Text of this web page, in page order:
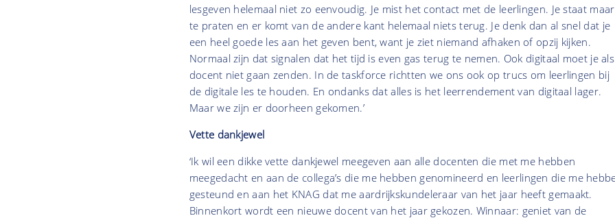
lesgeven helemaal niet zo eenvoudig. Je mist het contact met de leerlingen. Je staat maar
te praten en er komt van de andere kant helemaal niets terug. Je denk dan al snel dat je
een heel goede les aan het geven bent, want je ziet niemand afhaken of opzij kijken.
Normaal zijn dat signalen dat het tijd is even gas terug te nemen. Ook digitaal moet je als
docent niet gaan zenden. In de taskforce richtten we ons ook op trucs om leerlingen bij
de digitale les te houden. En ondanks dat alles is het leerrendement van digitaal lager.
Maar we zijn er doorheen gekomen.’
Vette dankjewel
‘Ik wil een dikke vette dankjewel meegeven aan alle docenten die met me hebben
meegedacht en aan de collega’s die me hebben genomineerd en leerlingen die me
gesteund en aan het KNAG dat me aardrijkskundeleraar van het jaar heeft gemaakt.
Binnenkort wordt een nieuwe docent van het jaar gekozen. Winnaar: geniet van de